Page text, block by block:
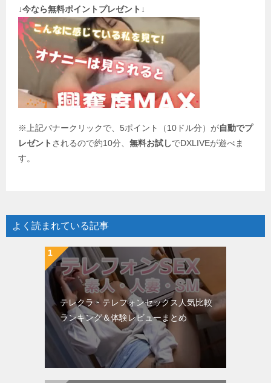
↓今なら無料ポイントプレゼント↓
※上記バナークリックで、5ポイント（10ドル分）が自動でプ
レゼント されるので約10分、 無料お試しでDXLIVEが遊べま
す。
よく読まれている記事
テレクラ・テレフォンセックス人気比較
ランキング＆体験レビューまとめ